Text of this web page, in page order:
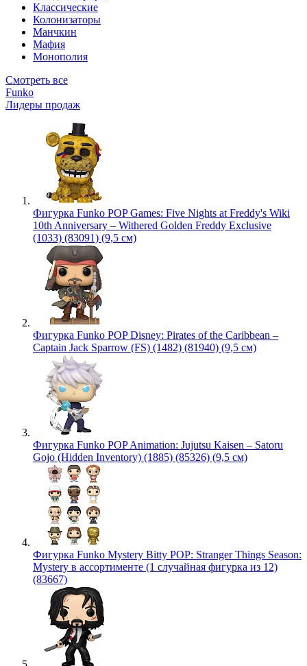
Классические
Колонизаторы
Манчкин
Мафия
Монополия
Смотреть все
Funko
Лидеры продаж
Фигурка Funko POP Games: Five Nights at Freddy's Wiki
10th Anniversary – Withered Golden Freddy Exclusive
(1033) (83091) (9,5 см)
Фигурка Funko POP Disney: Pirates of the Caribbean –
Captain Jack Sparrow (FS) (1482) (81940) (9,5 см)
Фигурка Funko POP Animation: Jujutsu Kaisen – Satoru
Gojo (Hidden Inventory) (1885) (85326) (9,5 см)
Фигурка Funko Mystery Bitty POP: Stranger Things Season:
Mystery в ассортименте (1 случайная фигурка из 12)
(83667)